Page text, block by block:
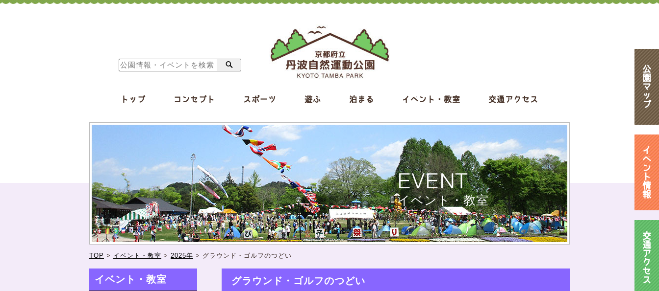
トップ コンセプト スポーツ 遊ぶ 泊まる イベント・教室 交通アクセス
公
園
マ
ッ
プ
イ
ベ
ン
ト
情
報
交
通
ア
ク
セ
ス
EVENT
イベント・教室
TOP > イベント・教室 > 2025年 > グラウンド・ゴルフのつどい
イベント・教室 グラウンド・ゴルフのつどい